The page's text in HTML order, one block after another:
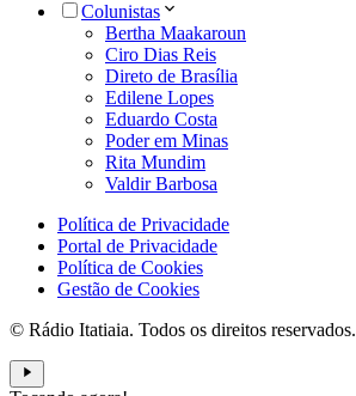
Colunistas
Bertha Maakaroun
Ciro Dias Reis
Direto de Brasília
Edilene Lopes
Eduardo Costa
Poder em Minas
Rita Mundim
Valdir Barbosa
Política de Privacidade
Portal de Privacidade
Política de Cookies
Gestão de Cookies
© Rádio Itatiaia. Todos os direitos reservados.